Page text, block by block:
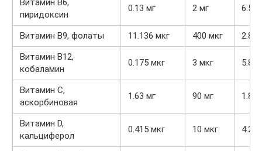
Витамин В6,
пиридоксин
0.13 мг 2 мг 6.5%
Витамин В9, фолаты 11.136 мкг 400 мкг
2.8%
Витамин В12,
кобаламин
0.175 мкг 3 мкг 5.8%
Витамин C,
аскорбиновая
1.63 мг 90 мг 1.8%
Витамин D,
кальциферол
0.415 мкг 10 мкг 4.2%